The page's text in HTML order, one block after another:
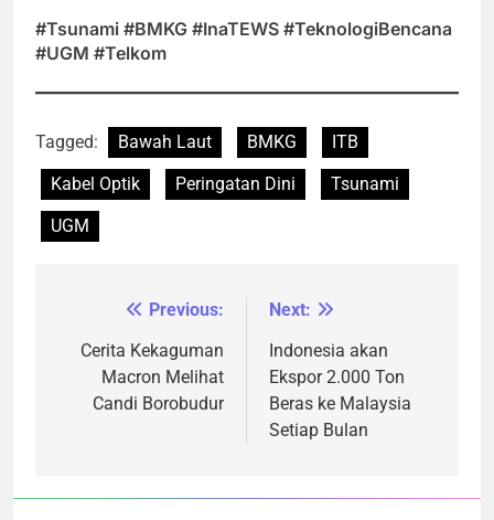
#Tsunami #BMKG #InaTEWS #TeknologiBencana
#UGM #Telkom
Tagged: Bawah Laut BMKG
ITB
Kabel Optik
Peringatan Dini
Tsunami
UGM
Navigasi
pos
Previous:
Cerita Kekaguman
Macron Melihat
Candi Borobudur
Next:
Indonesia akan
Ekspor 2.000 Ton
Beras ke Malaysia
Setiap Bulan